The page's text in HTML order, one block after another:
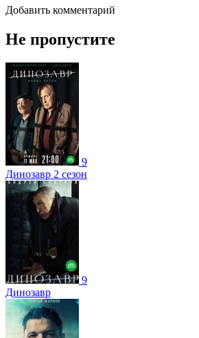
Добавить комментарий
Не пропустите
9
Динозавр 2 сезон
9
Динозавр